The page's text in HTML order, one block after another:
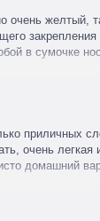
очень желтый,
закрепления
в сумочке
приличных
очень легкая
домашний